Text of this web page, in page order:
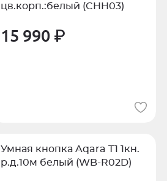
цв.корп.:белый (CHH03)
15 990 ₽
Умная кнопка Aqara T1 1кн.
р.д.10м белый (WB-R02D)